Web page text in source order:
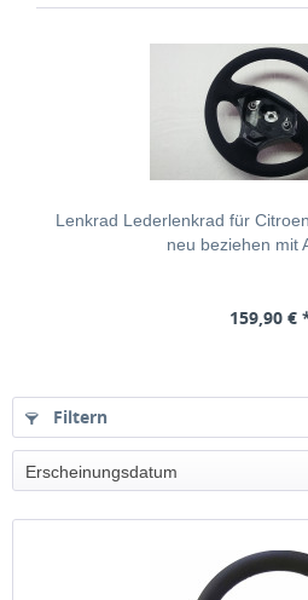
Lenkrad Lederlenkrad für
neu beziehen mit
159,90 €
Filtern